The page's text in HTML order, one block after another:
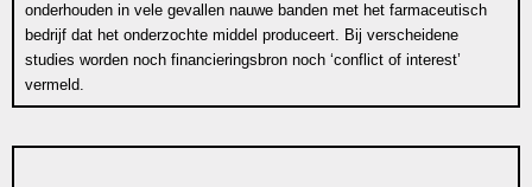
onderhouden in vele gevallen nauwe banden met het farmaceutisch
bedrijf dat het onderzochte middel produceert. Bij verscheidene
studies worden noch financieringsbron noch ‘conflict of interest’
vermeld.